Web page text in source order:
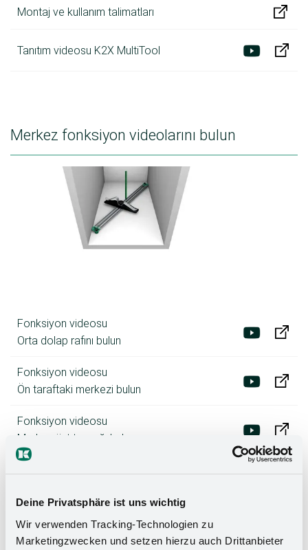
Deine Privatsphäre ist uns wichtig
Wir verwenden Tracking-Technologien zu
Marketingzwecken und setzen hierzu auch Drittanbieter
Montaj ve kullanım talimatları
Tanıtım videosu K2X MultiTool
Merkez fonksiyon videolarını bulun
Fonksiyon videosu
Orta dolap rafını bulun
Fonksiyon videosu
Ön taraftaki merkezi bulun
Fonksiyon videosu
Merkez üst toprağı bulun